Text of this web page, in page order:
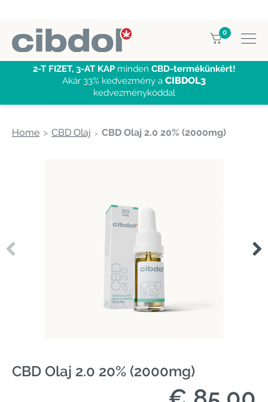
0
2-T FIZET, 3-AT KAPminden CBD-termékünkért!
Akár 33% kedvezmény a CIBDOL3
kedvezménykóddal
Home CBD Olaj CBD Olaj 2.0 20% (2000mg)
CBD Olaj 2.0 20% (2000mg)